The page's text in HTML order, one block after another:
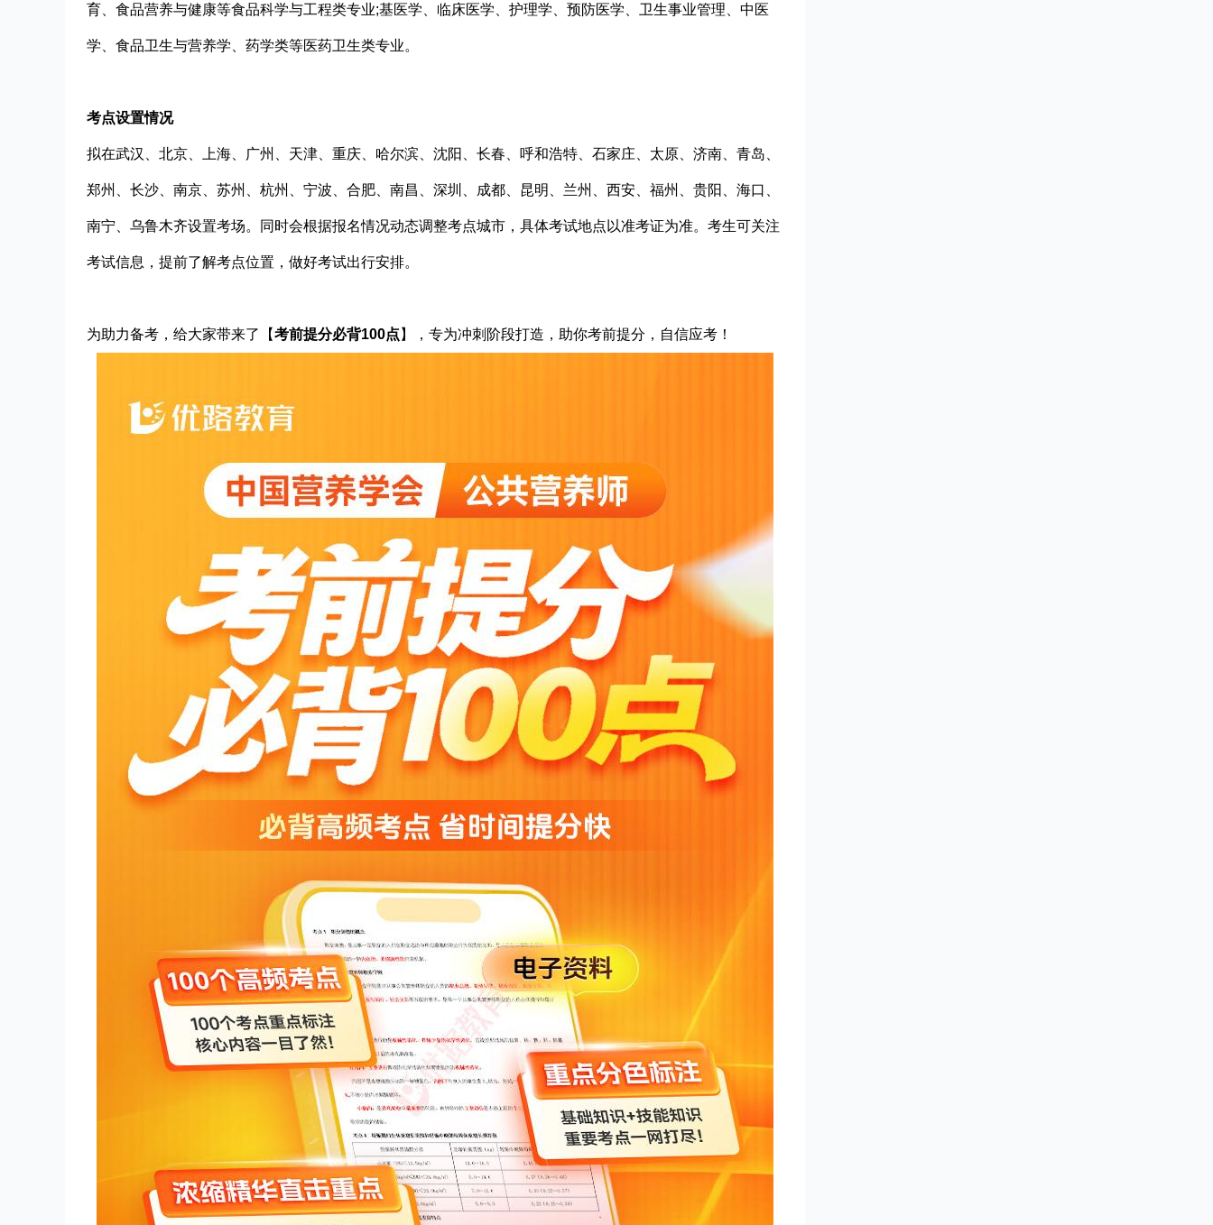
育、食品营养与健康等食品科学与工程类专业;基医学、临床医学、护理学、预防医学、卫生事业管理、中医
学、食品卫生与营养学、药学类等医药卫生类专业。
考点设置情况
拟在武汉、北京、上海、广州、天津、重庆、哈尔滨、沈阳、长春、呼和浩特、石家庄、太原、济南、青岛、
郑州、长沙、南京、苏州、杭州、宁波、合肥、南昌、深圳、成都、昆明、兰州、西安、福州、贵阳、海口、
南宁、乌鲁木齐设置考场。同时会根据报名情况动态调整考点城市，具体考试地点以准考证为准。考生可关注
考试信息，提前了解考点位置，做好考试出行安排。
为助力备考，给大家带来了【考前提分必背100点 】，专为冲刺阶段打造，助你考前提分，自信应考！